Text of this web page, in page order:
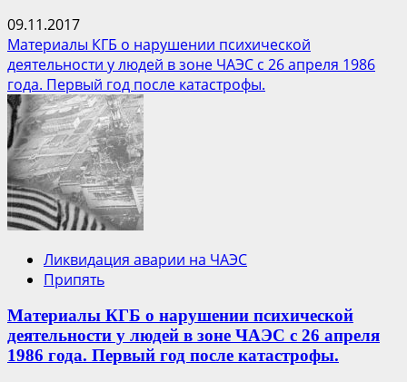
09.11.2017
Материалы КГБ о нарушении психической
деятельности у людей в зоне ЧАЭС с 26 апреля 1986
года. Первый год после катастрофы.
Ликвидация аварии на ЧАЭС
Припять
Материалы КГБ о нарушении психической
деятельности у людей в зоне ЧАЭС с 26 апреля
1986 года. Первый год после катастрофы.